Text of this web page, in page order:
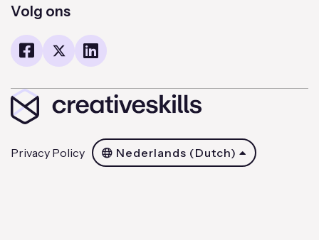
Volg ons
Privacy Policy Nederlands (Dutch)